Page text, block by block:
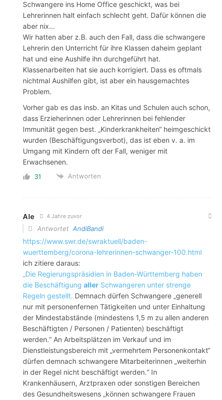
Schwangere ins Home Office geschickt, was bei
Lehrerinnen halt einfach schlecht geht. Dafür können die
aber nix…
Wir hatten aber z.B. auch den Fall, dass die schwangere
Lehrerin den Unterricht für ihre Klassen daheim geplant
hat und eine Aushilfe ihn durchgeführt hat.
Klassenarbeiten hat sie auch korrigiert. Dass es oftmals
nichtmal Aushilfen gibt, ist aber ein hausgemachtes
Problem.
Vorher gab es das insb. an Kitas und Schulen auch schon,
dass Erzieherinnen oder Lehrerinnen bei fehlender
Immunität gegen best. „Kinderkrankheiten“ heimgeschickt
wurden (Beschäftigungsverbot), das ist eben v. a. im
Umgang mit Kindern oft der Fall, weniger mit
Erwachsenen.
31 Antworten
Ale 4 Jahre zuvor
Antwortet AndiBandi
https://www.swr.de/swraktuell/baden-
wuerttemberg/corona-lehrerinnen-schwanger-100.html
ich zitiere daraus:
„Die Regierungspräsidien in Baden-Württemberg haben
die Beschäftigung aller Schwangeren unter strenge
Regeln gestellt. Demnach dürfen Schwangere „generell
nur mit personenfernen Tätigkeiten und unter Einhaltung
der Mindestabstände (mindestens 1,5 m zu allen anderen
Beschäftigten / Personen / Patienten) beschäftigt
werden.“ An Arbeitsplätzen im Verkauf und im
Dienstleistungsbereich mit „vermehrtem Personenkontakt“
dürfen demnach schwangere Mitarbeiterinnen „weiterhin
in der Regel nicht beschäftigt werden.“ In
Krankenhäusern, Arztpraxen oder sonstigen Bereichen
des Gesundheitswesens „können schwangere Frauen